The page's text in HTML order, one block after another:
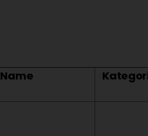
Name